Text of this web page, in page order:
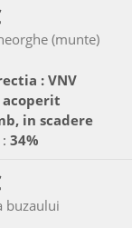
(munte)
: VNV
acoperit
in scadere
34%
buzaului